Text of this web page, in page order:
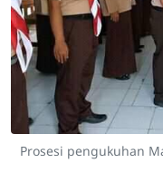
Prosesi pengukuhan